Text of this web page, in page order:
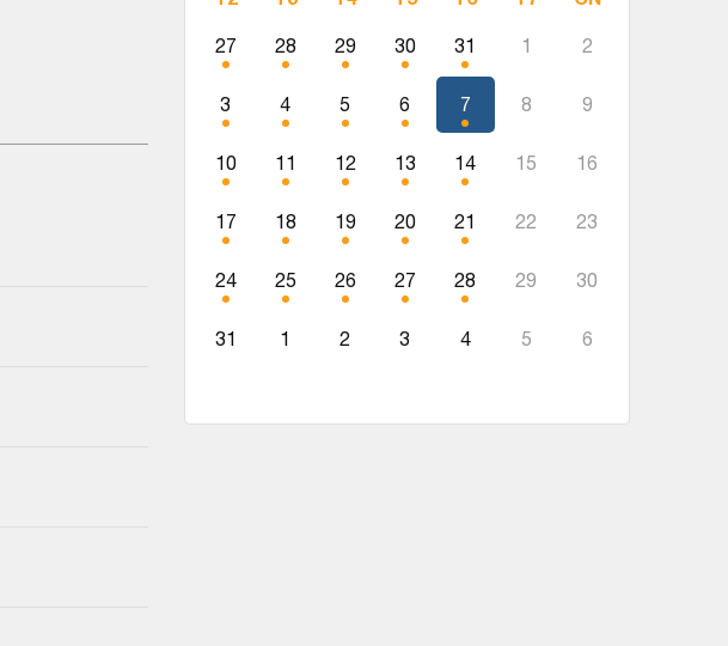
27 28 29 30 31 1 2
3 4 5 6 7 8 9
10 11 12 13 14 15 16
17 18 19 20 21 22 23
24 25 26 27 28 29 30
31 1 2 3 4 5 6